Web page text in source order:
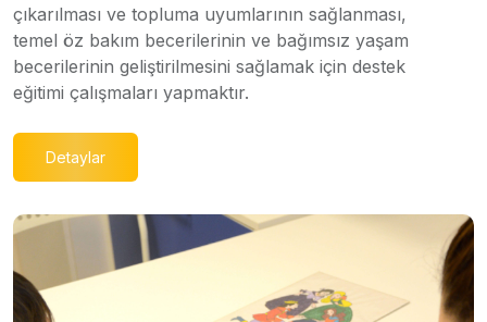
çıkarılması ve topluma uyumlarının sağlanması,
temel öz bakım becerilerinin ve bağımsız yaşam
becerilerinin geliştirilmesini sağlamak için destek
eğitimi çalışmaları yapmaktır.
Detaylar